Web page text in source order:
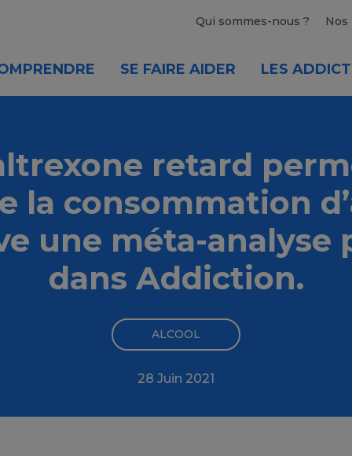
Qui sommes-nous ? Nos
SE FAIRE AIDER LES
retard
la consommation
une méta-analyse
dans Addiction.
ALCOOL
28 Juin 2021